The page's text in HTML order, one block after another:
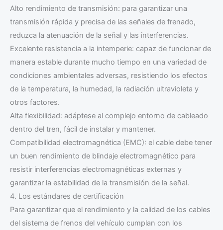
Alto rendimiento de transmisión: para garantizar una
transmisión rápida y precisa de las señales de frenado,
reduzca la atenuación de la señal y las interferencias.
Excelente resistencia a la intemperie: capaz de funcionar de
manera estable durante mucho tiempo en una variedad de
condiciones ambientales adversas, resistiendo los efectos
de la temperatura, la humedad, la radiación ultravioleta y
otros factores.
Alta flexibilidad: adáptese al complejo entorno de cableado
dentro del tren, fácil de instalar y mantener.
Compatibilidad electromagnética (EMC): el cable debe tener
un buen rendimiento de blindaje electromagnético para
resistir interferencias electromagnéticas externas y
garantizar la estabilidad de la transmisión de la señal.
4. Los estándares de certificación
Para garantizar que el rendimiento y la calidad de los cables
del sistema de frenos del vehículo cumplan con los